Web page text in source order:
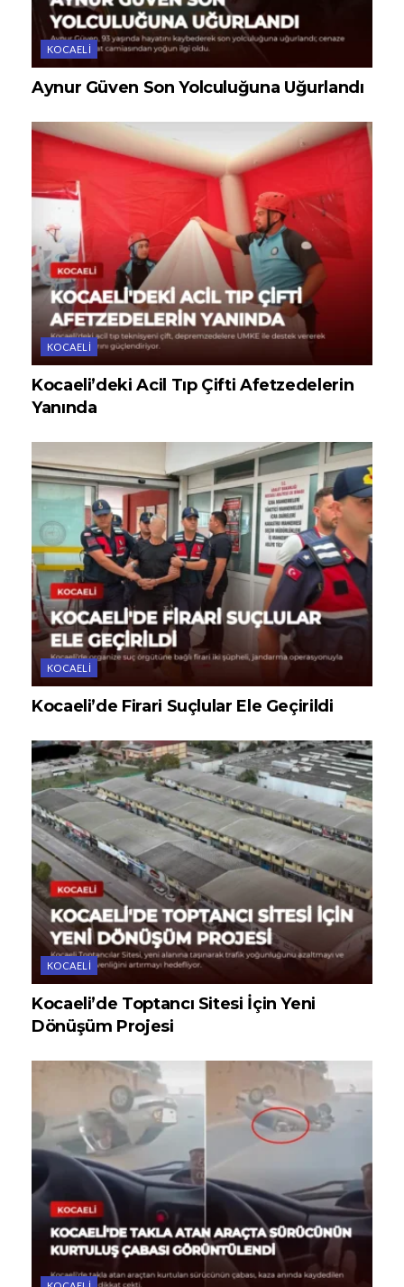
KOCAELI
Aynur Güven Son Yolculuğuna Uğurlandı
KOCAELI
Kocaeli’deki Acil Tıp Çifti Afetzedelerin
Yanında
KOCAELI
Kocaeli’de Firari Suçlular Ele Geçirildi
KOCAELI
Kocaeli’de Toptancı Sitesi İçin Yeni
Dönüşüm Projesi